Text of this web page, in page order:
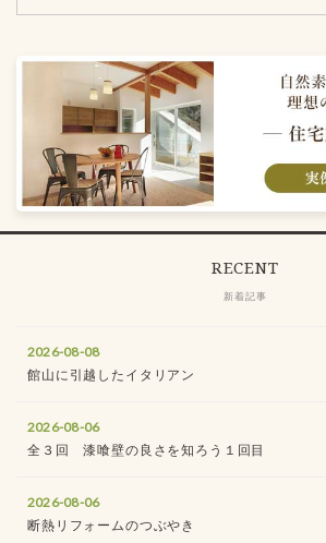
RECENT
新着記事
2026-08-08
館山に引越したイタリアン
2026-08-06
全３回 漆喰壁の良さを知ろう１回目
2026-08-06
断熱リフォームのつぶやき